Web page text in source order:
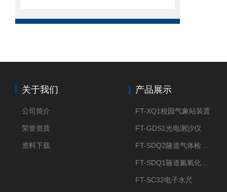
关于我们
公司简介
荣誉资质
资料下载
产品展示
FT-XQ1校园气象站装置
FT-GDS1光电测沙仪
FT-SC32电子水尺